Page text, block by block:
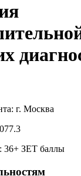
и социальная
археология
г. Москва
36+ ЗЕТ баллы